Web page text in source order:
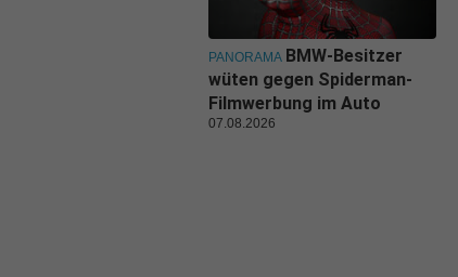
PANORAMA BMW-Besitzer
wüten gegen Spiderman-
Filmwerbung im Auto
07.08.2026